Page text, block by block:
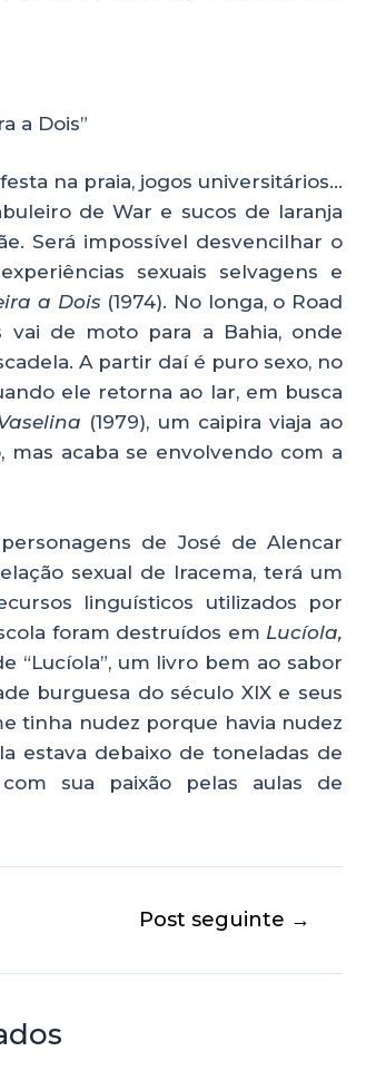
a Dois”
na praia, jogos universitários…
de War e sucos de laranja
Será impossível desvencilhar o
sexuais selvagens e
a Dois (1974). No longa, o Road
vai de moto para a Bahia, onde
A partir daí é puro sexo, no
ele retorna ao lar, em busca
(1979), um caipira viaja ao
mas acaba se envolvendo com a
de José de Alencar
sexual de Iracema, terá um
linguísticos utilizados por
foram destruídos em Lucíola,
“Lucíola”, um livro bem ao sabor
burguesa do século XIX e seus
tinha nudez porque havia nudez
estava debaixo de toneladas de
sua paixão pelas aulas de
Post seguinte →